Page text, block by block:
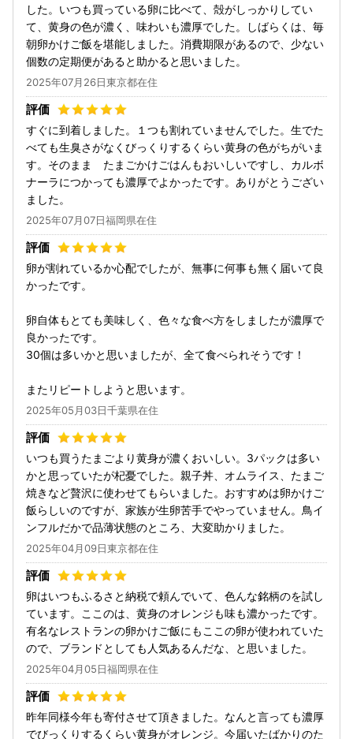
した。いつも買っている卵に比べて、殻がしっかりしてい
て、黄身の色が濃く、味わいも濃厚でした。しばらくは、毎
朝卵かけご飯を堪能しました。消費期限があるので、少ない
個数の定期便があると助かると思いました。
2025年07月26日東京都在住
すぐに到着しました。１つも割れていませんでした。生でた
べても生臭さがなくびっくりするくらい黄身の色がちがいま
す。そのまま たまごかけごはんもおいしいですし、カルボ
ナーラにつかっても濃厚でよかったです。ありがとうござい
ました。
2025年07月07日福岡県在住
卵が割れているか心配でしたが、無事に何事も無く届いて良
かったです。
卵自体もとても美味しく、色々な食べ方をしましたが濃厚で
良かったです。
30個は多いかと思いましたが、全て食べられそうです！
またリピートしようと思います。
2025年05月03日千葉県在住
いつも買うたまごより黄身が濃くおいしい。3パックは多い
かと思っていたが杞憂でした。親子丼、オムライス、たまご
焼きなど贅沢に使わせてもらいました。おすすめは卵かけご
飯らしいのですが、家族が生卵苦手でやっていません。鳥イ
ンフルだかで品薄状態のところ、大変助かりました。
2025年04月09日東京都在住
卵はいつもふるさと納税で頼んでいて、色んな銘柄のを試し
ています。ここのは、黄身のオレンジも味も濃かったです。
有名なレストランの卵かけご飯にもここの卵が使われていた
ので、ブランドとしても人気あるんだな、と思いました。
2025年04月05日福岡県在住
昨年同様今年も寄付させて頂きました。なんと言っても濃厚
でびっくりするくらい黄身がオレンジ。今届いたばかりのた